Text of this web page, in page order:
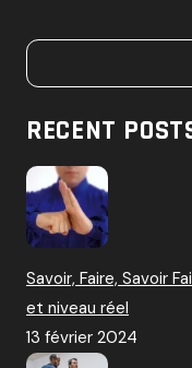
Rechercher
RECENT
Savoir, Faire, Savoir
et niveau réel
13 février 2024